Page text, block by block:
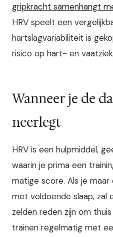
gripkracht samenhangt
HRV speelt een
hartslagvariabiliteit is
risico op hart- en
Wanneer je de
neerlegt
HRV is een hulpmiddel,
waarin je prima een
matige score. Als je
met voldoende slaap, zal
zelden reden zijn om
trainen regelmatig met